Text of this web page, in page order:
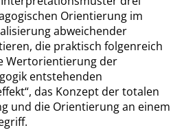
Orientierung im
abweichender
die praktisch folgenreich
Wertorientierung der
entstehenden
“, das Konzept der totalen
und die Orientierung an einem